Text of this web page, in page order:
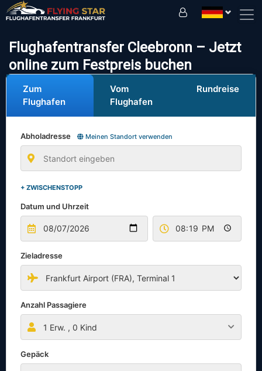
Flughafentransfer Cleebronn – Jetzt
online zum Festpreis buchen
Zum
Flughafen
Vom
Flughafen
Rundreise
Abholadresse Meinen Standort verwenden
+ ZWISCHENSTOPP
Datum und Uhrzeit
Zieladresse
Anzahl Passagiere
1 Erw. , 0 Kind
Gepäck